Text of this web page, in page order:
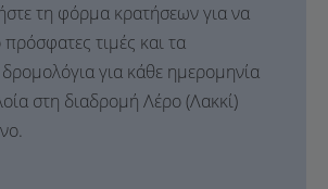
τη φόρμα κρατήσεων για να
πρόσφατες τιμές και τα
για κάθε ημερομηνία
στη διαδρομή Λέρο (Λακκί)